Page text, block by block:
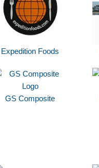
Expedition Foods
GS Composite